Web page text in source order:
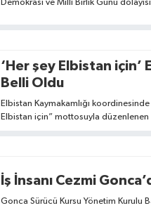
Demokrasi ve Millî Birlik Günü
‘Her şey Elbistan için’
Belli Oldu
Elbistan Kaymakamlığı
Elbistan için” mottosuyla
İş İnsanı Cezmi
Gonca Sürücü Kursu Yönetim Kurulu